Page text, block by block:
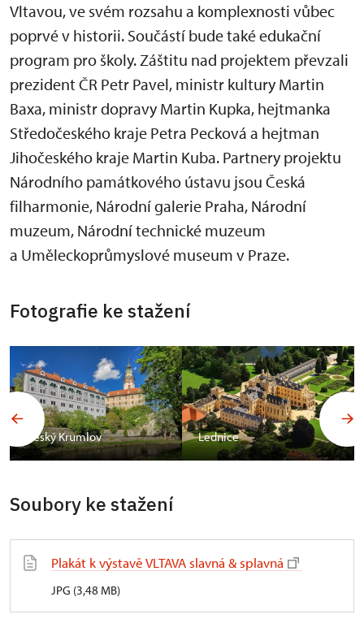
Vltavou, ve svém rozsahu a komplexnosti vůbec
poprvé v historii. Součástí bude také edukační
program pro školy. Záštitu nad projektem převzali
prezident ČR Petr Pavel, ministr kultury Martin
Baxa, ministr dopravy Martin Kupka, hejtmanka
Středočeského kraje Petra Pecková a hejtman
Jihočeského kraje Martin Kuba. Partnery projektu
Národního památkového ústavu jsou Česká
filharmonie, Národní galerie Praha, Národní
muzeum, Národní technické muzeum
a Uměleckoprůmyslové museum v Praze.
Fotografie ke stažení
Český Krumlov Lednice
Soubory ke stažení
Plakát k výstavě VLTAVA slavná & splavná
JPG (3,48 MB)